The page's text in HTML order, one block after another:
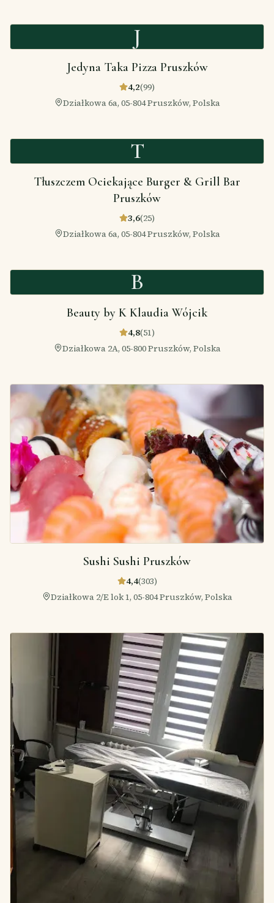
J
Jedyna Taka Pizza Pruszków
4,2(99)
Działkowa 6a, 05-804 Pruszków, Polska
T
Tłuszczem Ociekające Burger & Grill Bar
Pruszków
3,6(25)
Działkowa 6a, 05-804 Pruszków, Polska
B
Beauty by K Klaudia Wójcik
4,8(51)
Działkowa 2A, 05-800 Pruszków, Polska
Sushi Sushi Pruszków
4,4(303)
Działkowa 2/E lok 1, 05-804 Pruszków, Polska